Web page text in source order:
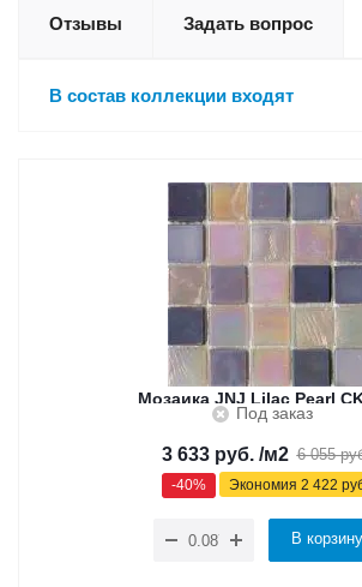
Отзывы Задать вопрос
В состав коллекции входят
Мозаика JNJ Lilac Pearl
Под заказ
3 633руб. /м2 6 055
-40% Экономия 2 422
В корзину